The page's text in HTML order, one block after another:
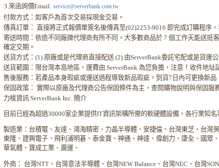
3.來函詢價Email: service@serverbank.com.tw
付款方式：如客戶為首次交易採現金交易。
傳真訂單： 直接將正式報價單簽名後傳真至(02)2253-9016 即完成訂購程序
寄送時間：依造不同廠牌代理商有所不同，大多數商品於 7 個工作天能送抵
確定交期。
送貨方式：(1) 原廠或是代理商直接配送 (2) 由ServerBank委託宅配或是貨運
送貨範圍：限台灣本島地區，運費由 ServerBank 為您負擔，注意！收件地址
售後服務：若產品本身瑕疵或運送過程導致新品瑕疵，到貨7日內可更換新品
保固政策： 實際以原廠及代理商公告保固條件為主，查閱購物說明與保固服
力梭資訊 ServerBank Inc. 簡介
目前已經為超過30000家企業提供IT資訊架構所需的軟硬體設備，各行業知名
製造業：台積電、友達、鴻海精密、力晶半導體、安捷倫、台灣東芝、台灣
東隆、建興電子、飛利浦明碁、泰金寶、神通、神達、偉創力、康全、國眾
華氣體、寶成工業、廣運、
外商： 台灣NTT、台灣意法半導體、台灣NEW Balance、台灣NEC、台灣